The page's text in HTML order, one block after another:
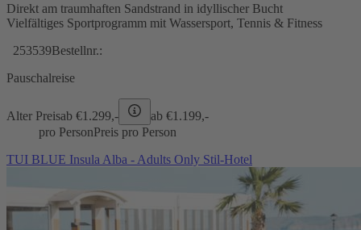
Direkt am traumhaften Sandstrand in idyllischer Bucht
Vielfältiges Sportprogramm mit Wassersport, Tennis & Fitness
253539Bestellnr.:
Pauschalreise
Alter Preisab €1.299,- ab €1.199,-
pro PersonPreis pro Person
TUI BLUE Insula Alba - Adults Only Stil-Hotel